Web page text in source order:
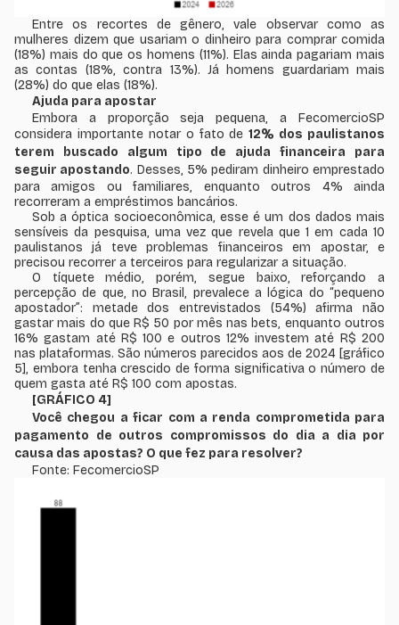
Entre os recortes de gênero, vale observar como as
mulheres dizem que usariam o dinheiro para comprar comida
(18%) mais do que os homens (11%). Elas ainda pagariam mais
as contas (18%, contra 13%). Já homens guardariam mais
(28%) do que elas (18%).
Ajuda para apostar
Embora a proporção seja pequena, a FecomercioSP
considera importante notar o fato de12% dos paulistanos
terem buscado algum tipo de ajuda financeira para
seguir apostando. Desses, 5% pediram dinheiro emprestado
para amigos ou familiares, enquanto outros 4% ainda
recorreram a empréstimos bancários.
Sob a óptica socioeconômica, esse é um dos dados mais
sensíveis da pesquisa, uma vez que revela que 1 em cada 10
paulistanos já teve problemas financeiros em apostar, e
precisou recorrer a terceiros para regularizar a situação.
O tíquete médio, porém, segue baixo, reforçando a
percepção de que, no Brasil, prevalece a lógica do “pequeno
apostador”: metade dos entrevistados (54%) afirma não
gastar mais do que R$ 50 por mês nas bets, enquanto outros
16% gastam até R$ 100 e outros 12% investem até R$ 200
nas plataformas. São números parecidos aos de 2024 [gráfico
5], embora tenha crescido de forma significativa o número de
quem gasta até R$ 100 com apostas.
[GRÁFICO 4]
Você chegou a ficar com a renda comprometida para
pagamento de outros compromissos do dia a dia por
causa das apostas? O que fez para resolver?
Fonte: FecomercioSP